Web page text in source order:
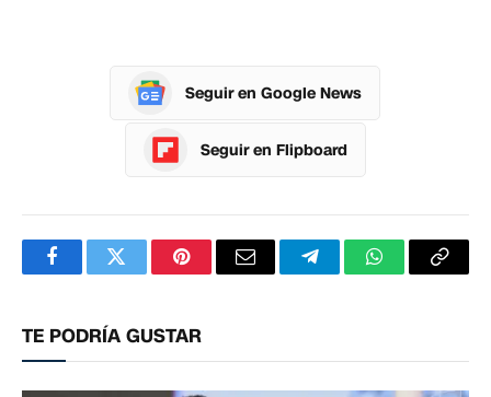
Seguir en Google News
Seguir en Flipboard
FacebookTwitterPinterestCorreoTelegramWhatsApp
TE PODRÍA GUSTAR